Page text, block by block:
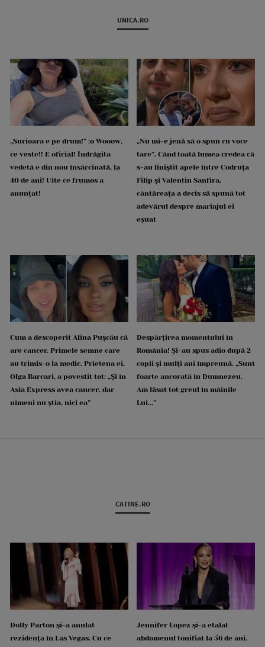
UNICA.RO
„Surioara e pe drum!” :o Wooow,
ce veste!! E oficial! Îndrăgita
vedetă e din nou însărcinată, la
40 de ani! Uite ce frumos a
anunțat!
„Nu mi-e jenă să o spun cu voce
tare”. Când toată lumea credea că
s-au liniștit apele între Codruța
Filip și Valentin Sanfira,
cântăreața a decis să spună tot
adevărul despre mariajul ei
eșuat
Cum a descoperit Alina Pușcău că
are cancer. Primele semne care
au trimis-o la medic. Prietena ei,
Olga Barcari, a povestit tot: „Și în
Asia Express avea cancer, dar
nimeni nu știa, nici ea”
Despărțirea momentului în
România! Și-au spus adio după 2
copii și mulți ani împreună. „Sunt
foarte ancorată în Dumnezeu.
Am lăsat tot greul în mâinile
Lui...”
CATINE.RO
Dolly Parton și-a anulat
rezidența în Las Vegas. Cu ce
Jennifer Lopez și-a etalat
abdomenul tonifiat la 56 de ani.